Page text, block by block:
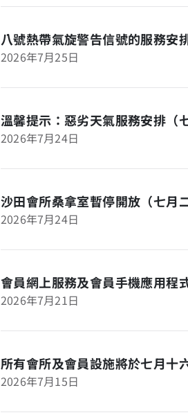
八號熱帶氣旋警告信號的服務安
2026年7月25日
溫馨提示：惡劣天氣服務安排（
2026年7月24日
沙田會所桑拿室暫停開放（七月
2026年7月24日
會員網上服務及會員手機應用程
2026年7月21日
所有會所及會員設施將於七月十
2026年7月15日